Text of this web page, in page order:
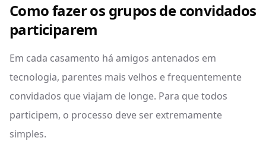
Como fazer os grupos de convidados
participarem
Em cada casamento há amigos antenados em
tecnologia, parentes mais velhos e frequentemente
convidados que viajam de longe. Para que todos
participem, o processo deve ser extremamente
simples.